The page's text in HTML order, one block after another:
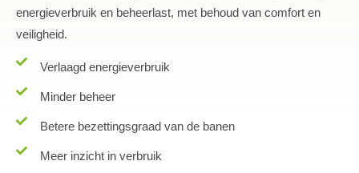
energieverbruik en beheerlast, met behoud van comfort en
veiligheid.
Verlaagd energieverbruik
Minder beheer
Betere bezettingsgraad van de banen
Meer inzicht in verbruik